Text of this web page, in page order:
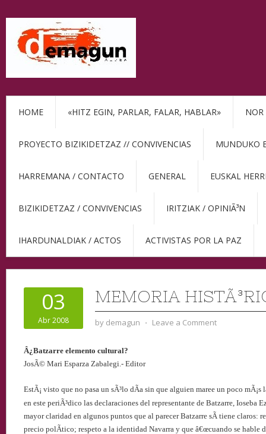
HOME «HITZ EGIN, PARLAR, FALAR, HABLAR» NOR
PROYECTO BIZIKIDETZAZ // CONVIVENCIAS MUNDUKO
HARREMANA / CONTACTO GENERAL EUSKAL
BIZIKIDETZAZ / CONVIVENCIAS IRITZIAK / OPINIÃ³N
IHARDUNALDIAK / ACTOS ACTIVISTAS POR LA PAZ
03
Abr 2008
MEMORIA
by demagun ⋅ Leave a Comment
Â¿Batzarre elemento cultural?
JosÃ© Mari Esparza Zabalegi.- Editor
EstÃ¡ visto que no pasa un sÃ³lo dÃ­a sin que alguien maree un poco
en este periÃ³dico las declaraciones del representante de Batzarre, Ioseba
mayor claridad en algunos puntos que al parecer Batzarre sÃ­ tiene claros:
precio polÃ­tico; respeto a la identidad Navarra y que â€œcuando se hable